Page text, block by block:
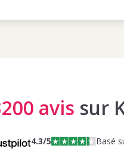
avis sur
4.3/5 Basé